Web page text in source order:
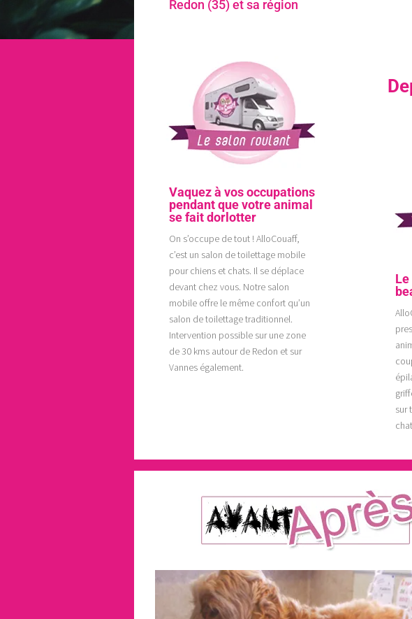
Redon (35) et sa région
Vaquez à vos occupations
pendant que votre animal
se fait dorlotter
On s’occupe de tout ! AlloCouaff,
c’est un salon de toilettage mobile
pour chiens et chats. Il se déplace
devant chez vous. Notre salon
mobile offre le même confort qu’un
salon de toilettage traditionnel.
Intervention possible sur une zone
de 30 kms autour de Redon et sur
Vannes également.
sur